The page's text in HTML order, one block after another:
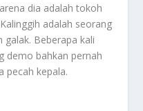
dia adalah tokoh
adalah seorang
galak. Beberapa kali
demo bahkan pernah
pecah kepala.